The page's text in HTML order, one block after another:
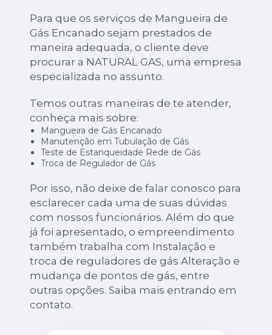
Para que os serviços de Mangueira de
Gás Encanado sejam prestados de
maneira adequada, o cliente deve
procurar a NATURAL GAS, uma empresa
especializada no assunto.
Temos outras maneiras de te atender,
conheça mais sobre:
Mangueira de Gás Encanado
Manutenção em Tubulação de Gás
Teste de Estanqueidade Rede de Gás
Troca de Regulador de Gás
Por isso, não deixe de falar conosco para
esclarecer cada uma de suas dúvidas
com nossos funcionários. Além do que
já foi apresentado, o empreendimento
também trabalha com Instalação e
troca de reguladores de gás Alteração e
mudança de pontos de gás, entre
outras opções. Saiba mais entrando em
contato.